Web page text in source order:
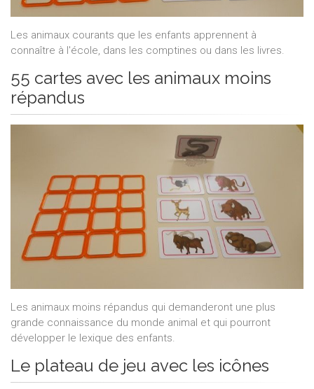
Les animaux courants que les enfants apprennent à
connaître à l'école, dans les comptines ou dans les livres.
55 cartes avec les animaux moins
répandus
Les animaux moins répandus qui demanderont une plus
grande connaissance du monde animal et qui pourront
développer le lexique des enfants.
Le plateau de jeu avec les icônes